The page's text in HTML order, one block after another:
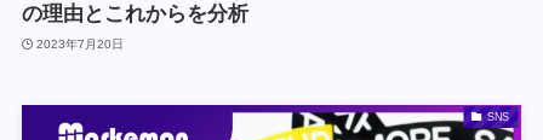
の理由とこれからを分析
2023年7月20日
SNS